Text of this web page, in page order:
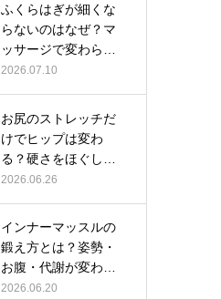
ふくらはぎが細くな
らないのはなぜ？マ
ッサージで変わらな
い根本原因
2026.07.10
お尻のストレッチだ
けでヒップは変わ
る？硬さをほぐして
整える正しい方…
2026.06.26
インナーマッスルの
鍛え方とは？姿勢・
お腹・代謝が変わる
トレーニング…
2026.06.20